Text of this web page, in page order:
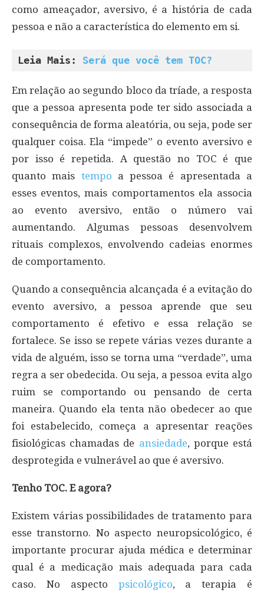
como ameaçador, aversivo, é a história de cada
pessoa e não a característica do elemento em si.
Leia Mais: Será que você tem TOC?
Em relação ao segundo bloco da tríade, a resposta
que a pessoa apresenta pode ter sido associada a
consequência de forma aleatória, ou seja, pode ser
qualquer coisa. Ela “impede” o evento aversivo e
por isso é repetida. A questão no TOC é que
quanto mais tempo a pessoa é apresentada a
esses eventos, mais comportamentos ela associa
ao evento aversivo, então o número vai
aumentando. Algumas pessoas desenvolvem
rituais complexos, envolvendo cadeias enormes
de comportamento.
Quando a consequência alcançada é a evitação do
evento aversivo, a pessoa aprende que seu
comportamento é efetivo e essa relação se
fortalece. Se isso se repete várias vezes durante a
vida de alguém, isso se torna uma “verdade”, uma
regra a ser obedecida. Ou seja, a pessoa evita algo
ruim se comportando ou pensando de certa
maneira. Quando ela tenta não obedecer ao que
foi estabelecido, começa a apresentar reações
fisiológicas chamadas de ansiedade, porque está
desprotegida e vulnerável ao que é aversivo.
Tenho TOC. E agora?
Existem várias possibilidades de tratamento para
esse transtorno. No aspecto neuropsicológico, é
importante procurar ajuda médica e determinar
qual é a medicação mais adequada para cada
caso. No aspecto psicológico, a terapia é